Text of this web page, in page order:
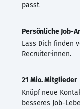
passt.
Persönliche Job-
Lass Dich finden
Recruiter·innen.
21 Mio. Mitglieder
Knüpf neue
besseres Job-